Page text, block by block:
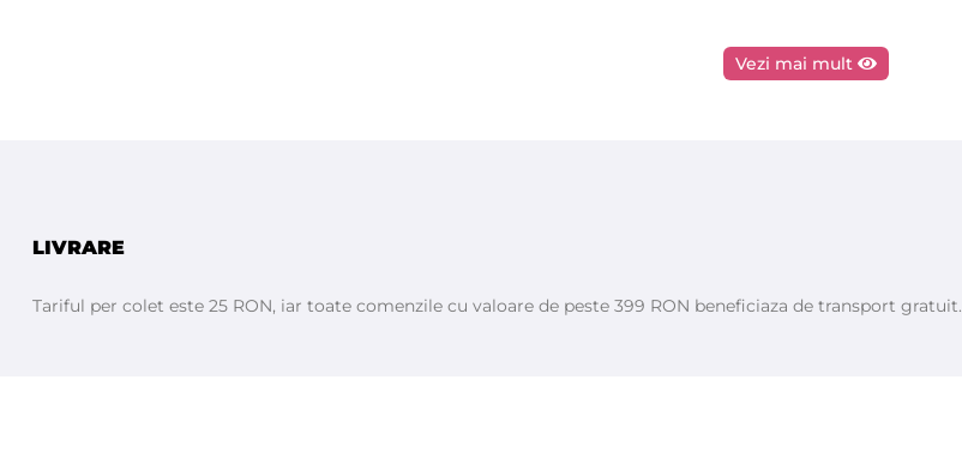
Vezi mai mult
LIVRARE
Tariful per colet este 25 RON, iar toate comenzile cu valoare de peste 399 RON beneficiaza de transport gratuit.